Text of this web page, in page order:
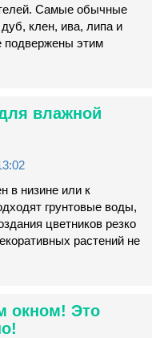
Самые обычные
клен, ива, липа и
подвержены этим
влажной
в низине или к
грунтовые воды,
цветников резко
растений не
окном! Это